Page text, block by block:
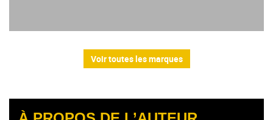
Voir toutes les marques